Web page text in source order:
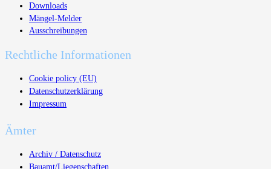
Downloads
Mängel-Melder
Ausschreibungen
Rechtliche Informationen
Cookie policy (EU)
Datenschutzerklärung
Impressum
Ämter
Archiv / Datenschutz
Bauamt/Liegenschaften